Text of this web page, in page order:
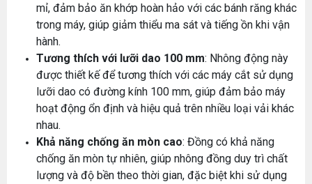
mỉ, đảm bảo ăn khớp hoàn hảo với các bánh răng khác
trong máy, giúp giảm thiểu ma sát và tiếng ồn khi vận
hành.
Tương thích với lưỡi dao 100 mm: Nhông động này
được thiết kế để tương thích với các máy cắt sử dụng
lưỡi dao có đường kính 100 mm, giúp đảm bảo máy
hoạt động ổn định và hiệu quả trên nhiều loại vải khác
nhau.
Khả năng chống ăn mòn cao: Đồng có khả năng
chống ăn mòn tự nhiên, giúp nhông đồng duy trì chất
lượng và độ bền theo thời gian, đặc biệt khi sử dụng